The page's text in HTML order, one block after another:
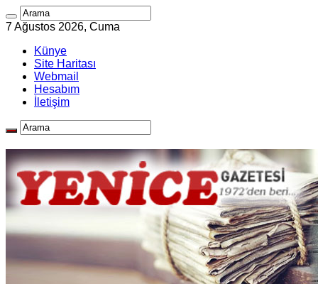
7 Ağustos 2026, Cuma
Künye
Site Haritası
Webmail
Hesabım
İletişim